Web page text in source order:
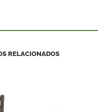
RELACIONADOS